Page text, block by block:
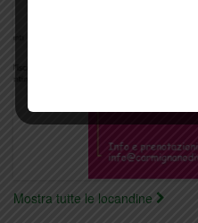
Mostra tutte le locandine